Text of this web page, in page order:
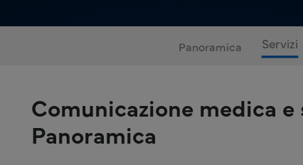
Panoramica Servizi
Comunicazione medica
Panoramica